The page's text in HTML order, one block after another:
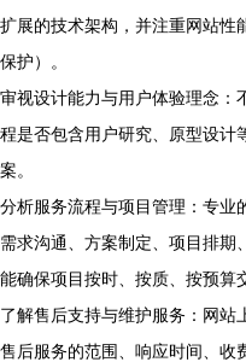
扩展的技术架构，并注重网站性
保护）。
审视设计能力与用户体验理念：
程是否包含用户研究、原型设计
案。
分析服务流程与项目管理：专业
需求沟通、方案制定、项目排期
能确保项目按时、按质、按预算
了解售后支持与维护服务：网站
售后服务的范围、响应时间、收